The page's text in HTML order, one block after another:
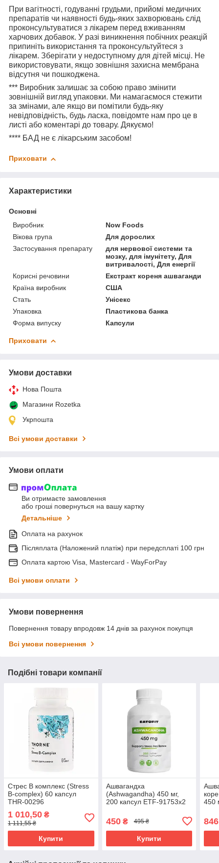
При вагітності, годуванні грудьми, прийомі медичних
препаратів чи наявності будь-яких захворювань слід
проконсультуватися з лікарем перед вживанням
харчових добавок. У разі виникнення побічних реакцій
припиніть використання та проконсультуйтеся з
лікарем. Зберігати у недоступному для дітей місці. Не
використовувати, якщо зовнішня захисна мембрана
відсутня чи пошкоджена.
*** Виробник залишає за собою право змінити
зовнішній вигляд упаковки. Ми намагаємося стежити
за змінами, але якщо ви помітили будь-яку
невідповідність, будь ласка, повідомте нам про це в
листі або коментарі до товару. Дякуємо!
**** БАД не є лікарським засобом!
Приховати
Характеристики
Основні
Виробник
Now Foods
Вікова група
Для дорослих
Застосування препарату
для нервової системи та
мозку, для імунітету, Для
витривалості, Для енергії
Корисні речовини
Екстракт кореня ашваганди
Країна виробник
США
Стать
Унісекс
Упаковка
Пластикова банка
Форма випуску
Капсули
Приховати
Умови доставки
Нова Пошта
Магазини Rozetka
Укрпошта
Всі умови доставки
Умови оплати
Ви отримаєте замовлення
або гроші повернуться на вашу картку
Детальніше
Оплата на рахунок
Післяплата (Наложений платіж) при передсплаті 100 грн
Оплата картою Visa, Mastercard - WayForPay
Всі умови оплати
Умови повернення
Повернення товару впродовж 14 днів за рахунок покупця
Всі умови повернення
Подібні товари компанії
Стрес B комплекс (Stress
B-complex) 60 капсул
THR-00296
1 010,50 ₴
1 111,55 ₴
Купити
Ашвагандха
(Ashwagandha) 450 мг,
200 капсул ETF-91753x2
450₴ 495 ₴
Купити
450
846